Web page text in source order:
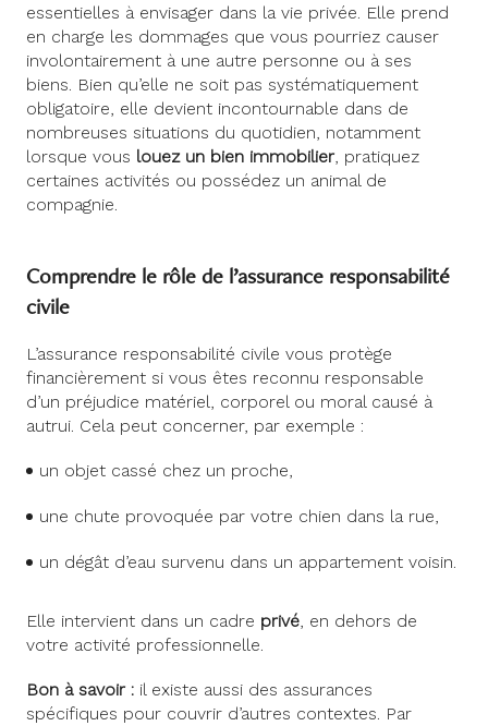
essentielles à envisager dans la vie privée. Elle prend
en charge les dommages que vous pourriez causer
involontairement à une autre personne ou à ses
biens. Bien qu’elle ne soit pas systématiquement
obligatoire, elle devient incontournable dans de
nombreuses situations du quotidien, notamment
lorsque vous louez un bien immobilier , pratiquez
certaines activités ou possédez un animal de
compagnie.
Comprendre le rôle de l’assurance responsabilité
civile
L’assurance responsabilité civile vous protège
financièrement si vous êtes reconnu responsable
d’un préjudice matériel, corporel ou moral causé à
autrui. Cela peut concerner, par exemple :
un objet cassé chez un proche,
une chute provoquée par votre chien dans la rue,
un dégât d’eau survenu dans un appartement voisin.
Elle intervient dans un cadre privé, en dehors de
votre activité professionnelle.
Bon à savoir : il existe aussi des assurances
spécifiques pour couvrir d’autres contextes. Par